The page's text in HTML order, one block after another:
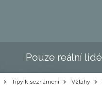
Pouze reální lidé
Tipy k seznámení Vztahy